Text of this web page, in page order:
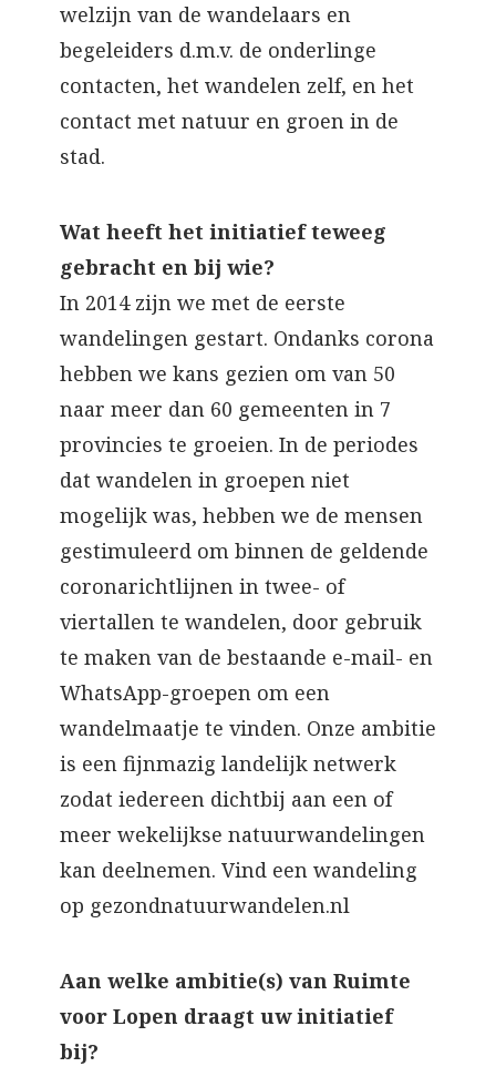
welzijn van de wandelaars en
begeleiders d.m.v. de onderlinge
contacten, het wandelen zelf, en het
contact met natuur en groen in de
stad.
Wat heeft het initiatief teweeg
gebracht en bij wie?
In 2014 zijn we met de eerste
wandelingen gestart. Ondanks corona
hebben we kans gezien om van 50
naar meer dan 60 gemeenten in 7
provincies te groeien. In de periodes
dat wandelen in groepen niet
mogelijk was, hebben we de mensen
gestimuleerd om binnen de geldende
coronarichtlijnen in twee- of
viertallen te wandelen, door gebruik
te maken van de bestaande e-mail- en
WhatsApp-groepen om een
wandelmaatje te vinden. Onze ambitie
is een fijnmazig landelijk netwerk
zodat iedereen dichtbij aan een of
meer wekelijkse natuurwandelingen
kan deelnemen. Vind een wandeling
op gezondnatuurwandelen.nl
Aan welke ambitie(s) van Ruimte
voor Lopen draagt uw initiatief
bij?